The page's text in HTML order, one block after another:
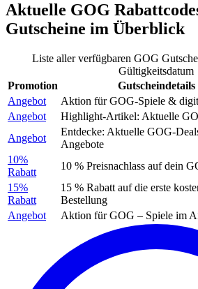
Aktuelle GOG
Gutscheine im Überblick
Liste aller verfügbaren GOG
Gültigkeitsdatum
Promotion
Gutscheindetails
Angebot
Aktion für GOG-Spiele &
Angebot
Highlight-Artikel: Aktuelle
Angebot
Entdecke: Aktuelle GOG-
Angebote
10%
Rabatt
10 % Preisnachlass auf dein
15%
Rabatt
15 % Rabatt auf die erste
Bestellung
Angebot
Aktion für GOG – Spiele im